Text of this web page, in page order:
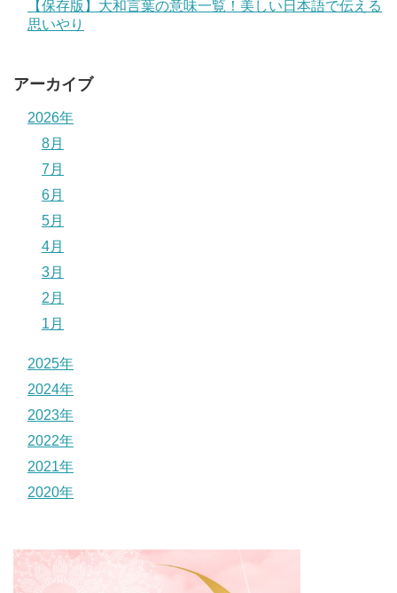
【保存版】大和言葉の意味一覧！美しい日本語で伝える
思いやり
アーカイブ
2026年
8月
7月
6月
5月
4月
3月
2月
1月
2025年
2024年
2023年
2022年
2021年
2020年